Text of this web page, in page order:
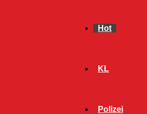
Hot
KL
Polizei